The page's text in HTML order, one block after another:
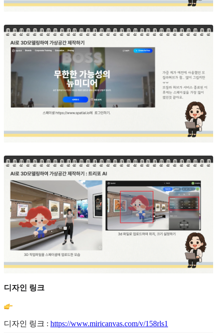
디자인 링크
디자인 링크 : https://www.miricanvas.com/v/158rls1